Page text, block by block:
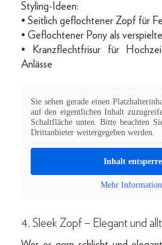
Styling-Ideen:
• Seitlich geflochtener Zopf für
• Geflochtener Pony als
• Kranzflechtfrisur für
Anlässe
Sie sehen gerade einen
auf den eigentlichen Inhalt
Schaltfläche unten. Bitte beachten
Drittanbieter weitergegeben werden.
Inhalt
Mehr
4. Sleek Zopf – Elegant und